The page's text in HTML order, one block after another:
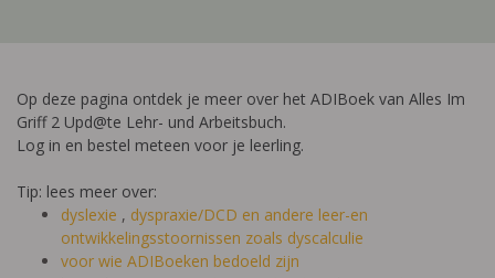
Op deze pagina ontdek je meer over het ADIBoek van Alles Im
Griff 2 Upd@te Lehr- und Arbeitsbuch.
Log in en bestel meteen voor je leerling.
Tip: lees meer over:
dyslexie , dyspraxie/DCD en andere leer-en
ontwikkelingsstoornissen zoals dyscalculie
voor wie ADIBoeken bedoeld zijn